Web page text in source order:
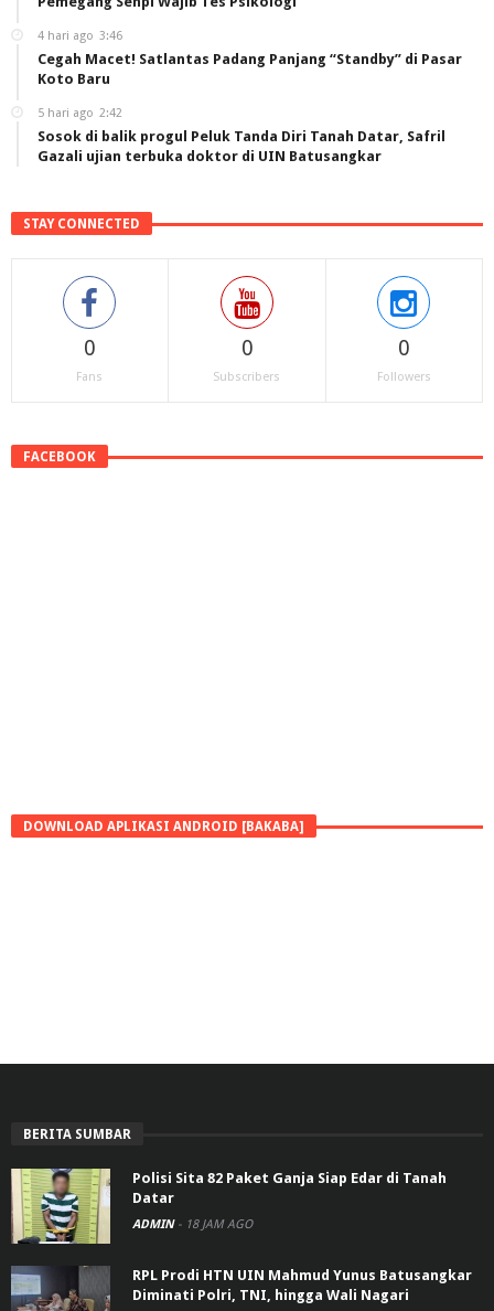
4 hari ago 3:46
Cegah Macet! Satlantas Padang Panjang “Standby” di Pasar
Koto Baru
5 hari ago 2:42
Sosok di balik progul Peluk Tanda Diri Tanah Datar, Safril
Gazali ujian terbuka doktor di UIN Batusangkar
STAY CONNECTED
0
Fans
0
Subscribers
0
Followers
FACEBOOK
DOWNLOAD APLIKASI ANDROID [BAKABA]
BERITA SUMBAR
Polisi Sita 82 Paket Ganja Siap Edar di Tanah
Datar
ADMIN - 18 JAM AGO
RPL Prodi HTN UIN Mahmud Yunus Batusangkar
Diminati Polri, TNI, hingga Wali Nagari